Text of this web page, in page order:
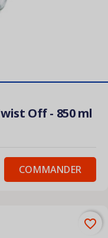
Off - 850 ml
COMMANDER
favorite_border